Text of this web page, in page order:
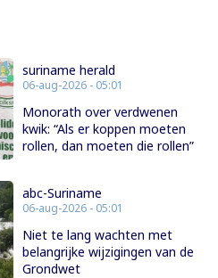
suriname herald
06-aug-2026 - 05:01
Monorath over verdwenen
kwik: “Als er koppen moeten
rollen, dan moeten die rollen”
abc-Suriname
06-aug-2026 - 05:01
Niet te lang wachten met
belangrijke wijzigingen van de
Grondwet